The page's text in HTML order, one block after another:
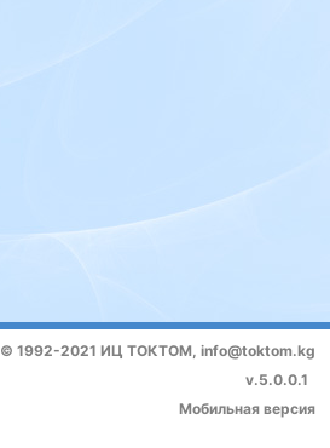
© 1992-2021 ИЦ ТОКТОМ, info@toktom.kg
v.5.0.0.1
Мобильная версия